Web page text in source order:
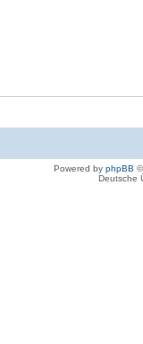
Powered by phpBB
Deutsche